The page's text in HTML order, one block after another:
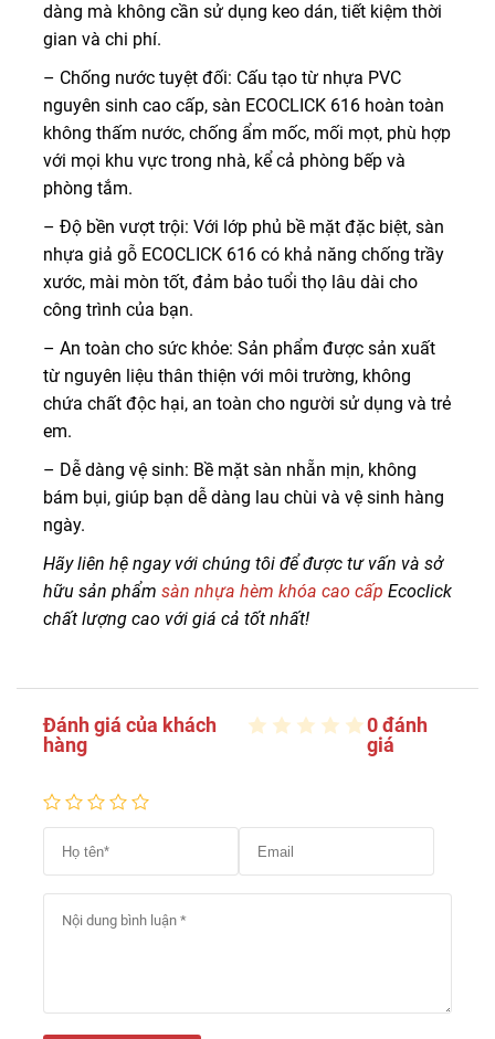
dàng mà không cần sử dụng keo dán, tiết kiệm thời
gian và chi phí.
– Chống nước tuyệt đối: Cấu tạo từ nhựa PVC
nguyên sinh cao cấp, sàn ECOCLICK 616 hoàn toàn
không thấm nước, chống ẩm mốc, mối mọt, phù hợp
với mọi khu vực trong nhà, kể cả phòng bếp và
phòng tắm.
– Độ bền vượt trội: Với lớp phủ bề mặt đặc biệt, sàn
nhựa giả gỗ ECOCLICK 616 có khả năng chống trầy
xước, mài mòn tốt, đảm bảo tuổi thọ lâu dài cho
công trình của bạn.
– An toàn cho sức khỏe: Sản phẩm được sản xuất
từ nguyên liệu thân thiện với môi trường, không
chứa chất độc hại, an toàn cho người sử dụng và trẻ
em.
– Dễ dàng vệ sinh: Bề mặt sàn nhẵn mịn, không
bám bụi, giúp bạn dễ dàng lau chùi và vệ sinh hàng
ngày.
Hãy liên hệ ngay với chúng tôi để được tư vấn và sở
hữu sản phẩm sàn nhựa hèm khóa cao cấp Ecoclick
chất lượng cao với giá cả tốt nhất!
Đánh giá của khách
hàng
0 đánh
giá